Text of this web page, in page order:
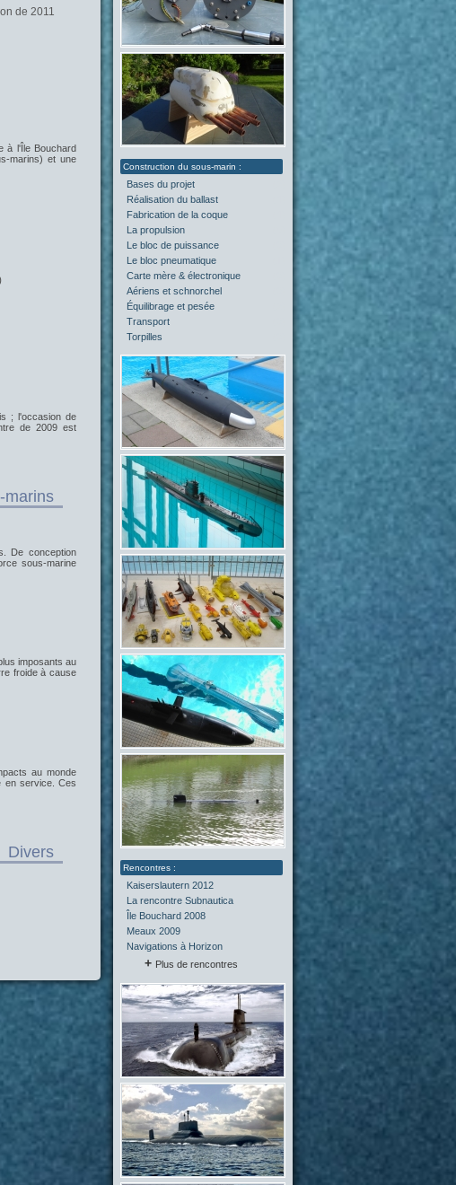
Bases du projet
Réalisation du ballast
Fabrication de la coque
La propulsion
Le bloc de puissance
Le bloc pneumatique
Carte mère & électronique
Aériens et schnorchel
Équilibrage et pesée
Transport
Torpilles
Kaiserslautern 2012
La rencontre Subnautica
Île Bouchard 2008
Meaux 2009
Navigations à Horizon
Plus de rencontres
de 2011
à l'Île Bouchard
marins) et une
; l'occasion de
de 2009 est
marins
De conception
sous-marine
imposants au
froide à cause
au monde
en service. Ces
Divers